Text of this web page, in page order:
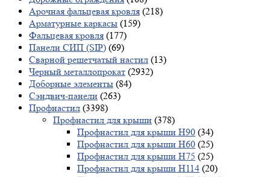
Арочная фальцевая кровля (218)
Арматурные каркасы (159)
Фальцевая кровля (177)
Панели СИП (SIP) (69)
Сварной решетчатый настил (13)
Черный металлопрокат (2932)
Доборные элементы (84)
Сэндвич-панели (263)
Профнастил (3398)
Профнастил для крыши (378)
Профнастил для крыши Н90 (34)
Профнастил для крыши Н60 (25)
Профнастил для крыши Н75 (25)
Профнастил для крыши Н114 (20)